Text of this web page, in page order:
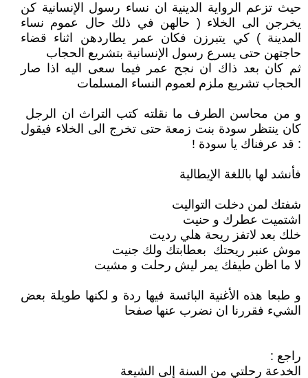
حيث تزعم الرواية الدينية ان نساء رسول الإنسانية كن
يخرجن الى الخلاء ( حالهن في ذلك حال عموم نساء
المدينة ) كي يتبرزن فكان عمر يطاردهن اثناء قضاء
حاجتهن حتى يسرع رسول الإنسانية بتشريع الحجاب
ثم كان بعد ذاك ان نجح عمر فيما سعى اليه اذا صار
الحجاب تشريع ملزم لعموم النساء المسلمات
و من محاسن الطرف ما نقلته كتب التراث ان الرجل
كان ينتظر سودة بنت زمعة حتى تخرج الى الخلاء فيقول
: قد عرفناك يا سودة !
فأنشد لها باللغة الإيطالية
شفتك لمن دخلت التواليت
اشتميت عطرك و حنيت
خلك بعد لاتفز ريحة هلي رديت
موش عنبر ريحتك بعطابتك ولك جنيت
لا ما اظن طيفك يمر ليش رحلت و مشيت
و طبعا هذه الأغنية البائسة فيها ردة و لكنها طويلة بعض
الشيء فقررنا ان نضرب عنها صفحا
راجع :
الخدعة رحلتي من السنة إلى الشيعة